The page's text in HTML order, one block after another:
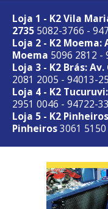
Loja 1 - K2 Vila
2735 5082-3766 -
Loja 2 - K2 Moema:
Moema 5096 2812 -
Loja 3 - K2 Brás:
2081 2005 - 94013-
Loja 4 - K2
2951 0046 - 94722-
Loja 5 - K2
Pinheiros3061